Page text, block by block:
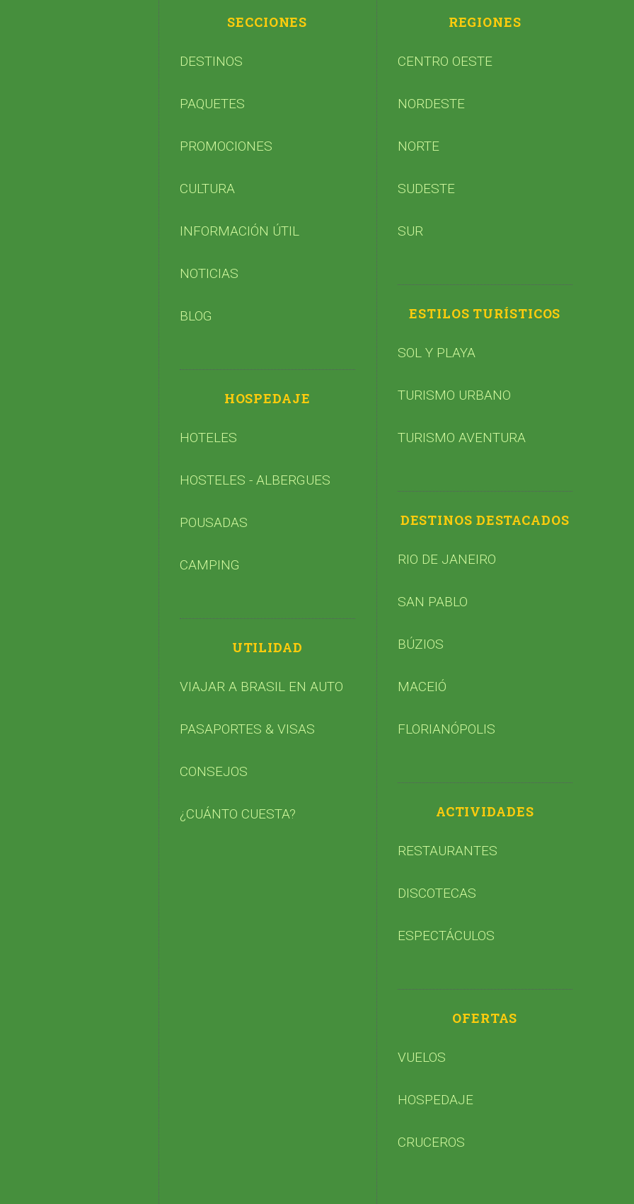
SECCIONES
DESTINOS
PAQUETES
PROMOCIONES
CULTURA
INFORMACIÓN ÚTIL
NOTICIAS
BLOG
HOSPEDAJE
HOTELES
HOSTELES - ALBERGUES
POUSADAS
CAMPING
UTILIDAD
VIAJAR A BRASIL EN AUTO
PASAPORTES & VISAS
CONSEJOS
¿CUÁNTO CUESTA?
REGIONES
CENTRO OESTE
NORDESTE
NORTE
SUDESTE
SUR
ESTILOS TURÍSTICOS
SOL Y PLAYA
TURISMO URBANO
TURISMO AVENTURA
DESTINOS DESTACADOS
RIO DE JANEIRO
SAN PABLO
BÚZIOS
MACEIÓ
FLORIANÓPOLIS
ACTIVIDADES
RESTAURANTES
DISCOTECAS
ESPECTÁCULOS
OFERTAS
VUELOS
HOSPEDAJE
CRUCEROS